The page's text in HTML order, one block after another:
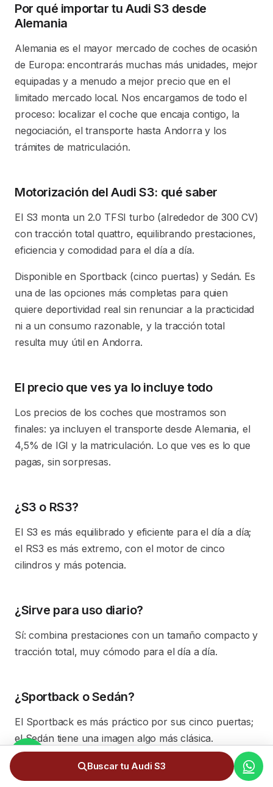
Por qué importar tu Audi S3 desde
Alemania
Alemania es el mayor mercado de coches de ocasión
de Europa: encontrarás muchas más unidades, mejor
equipadas y a menudo a mejor precio que en el
limitado mercado local. Nos encargamos de todo el
proceso: localizar el coche que encaja contigo, la
negociación, el transporte hasta Andorra y los
trámites de matriculación.
Motorización del Audi S3: qué saber
El S3 monta un 2.0 TFSI turbo (alrededor de 300 CV)
con tracción total quattro, equilibrando prestaciones,
eficiencia y comodidad para el día a día.
Disponible en Sportback (cinco puertas) y Sedán. Es
una de las opciones más completas para quien
quiere deportividad real sin renunciar a la practicidad
ni a un consumo razonable, y la tracción total
resulta muy útil en Andorra.
El precio que ves ya lo incluye todo
Los precios de los coches que mostramos son
finales: ya incluyen el transporte desde Alemania, el
4,5% de IGI y la matriculación. Lo que ves es lo que
pagas, sin sorpresas.
¿S3 o RS3?
El S3 es más equilibrado y eficiente para el día a día;
el RS3 es más extremo, con el motor de cinco
cilindros y más potencia.
¿Sirve para uso diario?
Sí: combina prestaciones con un tamaño compacto y
tracción total, muy cómodo para el día a día.
¿Sportback o Sedán?
El Sportback es más práctico por sus cinco puertas;
el Sedán tiene una imagen algo más clásica.
¿La tracción total es útil en Andorra?
Buscar tu Audi S3